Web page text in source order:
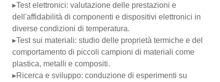
▸Test elettronici: valutazione delle prestazioni e
dell'affidabilità di componenti e dispositivi elettronici in
diverse condizioni di temperatura.
▸Test sui materiali: studio delle proprietà termiche e del
comportamento di piccoli campioni di materiali come
plastica, metalli e compositi.
▸Ricerca e sviluppo: conduzione di esperimenti su